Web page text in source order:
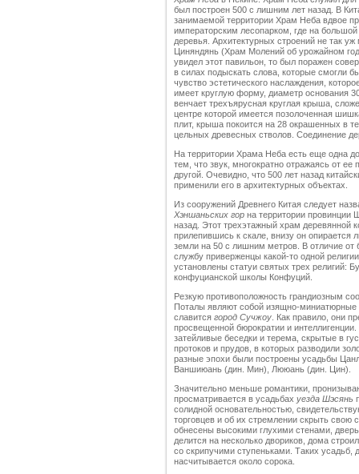
был построен 500 с лишним лет назад. В
занимаемой территории Храм Неба вдвое
императорским лесопарком, где на
деревья. Архитектурных строений не так
Циняндянь (Храм Молений об урожайном
увидел этот павильон, то был поражен
в силах подыскать слова, которые смогли
чувство эстетического наслаждения,
имеет круглую форму, диаметр основания
венчает трехъярусная круглая крыша,
центре которой имеется позолоченная
плит, крыша покоится на 28 окрашенных в
цельных древесных стволов. Соединение
На территории Храма Неба есть еще одна
тем, что звук, многократно отражаясь от ее
другой. Очевидно, что 500 лет назад
применили его в архитектурных объектах.
Из сооружений Древнего Китая следует
Хэншаньских гор на территории провинции
назад. Этот трехэтажный храм деревянной
прилепившись к скале, внизу он опирается
земли на 50 с лишним метров. В отличие от
службу приверженцы какой-то одной
установлены статуи святых трех религий:
конфуцианской школы Конфуций.
Резкую противоположность грандиозным
Поталы являют собой изящно-
славится город Сучжоу . Как правило, они
просвещенной бюрократии и
затейливые беседки и терема, скрытые в
протоков и прудов, в которых разводили
разные эпохи были построены усадьбы
Ваншиюань (дин. Мин), Лююань (дин. Цин).
Значительно меньше романтики,
просматривается в усадьбах уезда Шэсянь
солидной основательностью,
торговцев и об их стремлении скрыть свою
обнесены высокими глухими стенами,
делится на несколько двориков, дома
со скрипучими ступеньками. Таких
насчитывается около сорока.